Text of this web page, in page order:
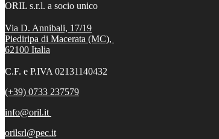
ORIL s.r.l. a socio unico
Via D. Annibali, 17/19
Piediripa di Macerata (MC),
62100 Italia
C.F. e P.IVA 02131140432
(+39) 0733 237579
info@oril.it
orilsrl@pec.it